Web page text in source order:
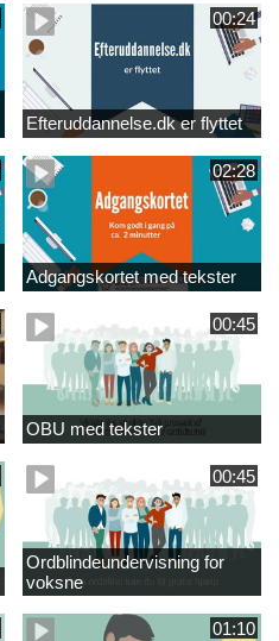
00:24
Efteruddannelse.dk er flyttet
02:28
Adgangskortet med tekster
00:45
OBU med tekster
00:45
Ordblindeundervisning for
voksne
01:10